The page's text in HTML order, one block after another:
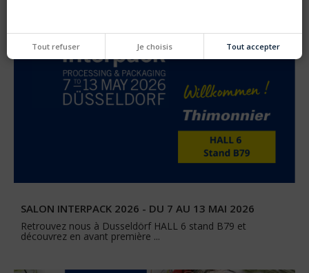
SALON INTERPACK 2026 - DU 7 AU 13 MAI 2026
Retrouvez nous à Dusseldörf HALL 6 stand B79 et
découvrez en avant première ...
Tout refuser Je choisis Tout accepter